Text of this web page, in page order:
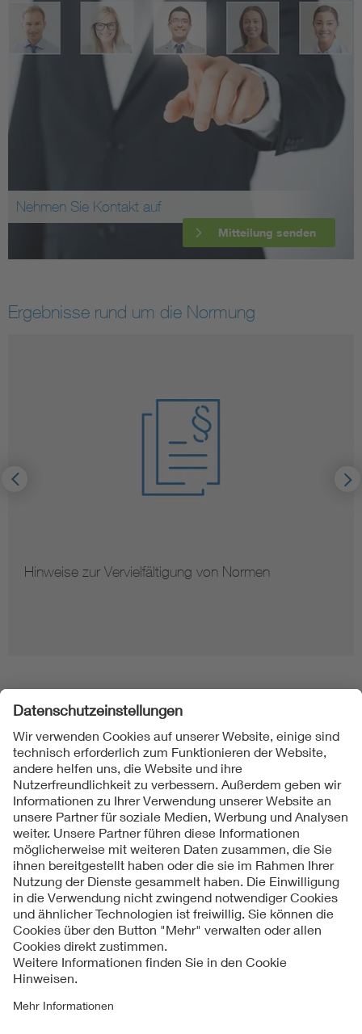
Nehmen Sie Kontakt auf
Mitteilung senden
Ergebnisse rund um die Normung
Hinweise zur Vervielfältigung von Normen
Folgen Sie uns
Kontakt
Impressum
Datenschutzinformationen
Cookie Hinweise
Compliance